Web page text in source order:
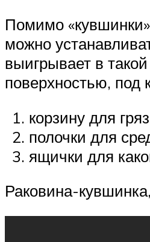
Помимо
можно
выигрывает в
поверхностью, под
корзину для
полочки для
ящички для
Раковина-